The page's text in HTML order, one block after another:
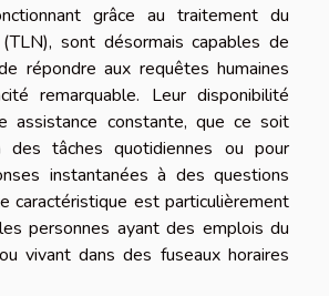
grâce au traitement du
sont désormais capables de
répondre aux requêtes humaines
remarquable. Leur disponibilité
assistance constante, que ce soit
tâches quotidiennes ou pour
instantanées à des questions
caractéristique est particulièrement
personnes ayant des emplois du
vivant dans des fuseaux horaires